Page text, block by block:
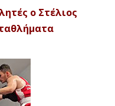
ο Στέλιος